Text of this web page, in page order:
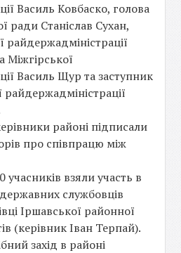
Василь Ковбаcко, голова
ради Станіслав Сухан,
райдержадміністрації
Міжгірської
Василь Щур та заступник
районі підписали
про співпрацю між
учасників взяли участь в
службовців
Іршавської районної
(керівник Іван Терпай).
захід в районі